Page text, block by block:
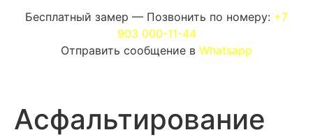
Бесплатный замер — Позвонить по номеру: +7
903 000-11-44
Отправить сообщение в Whatsapp
Асфальтирование